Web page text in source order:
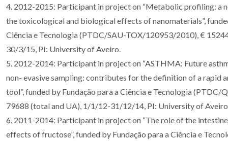
4. 2012-2015: Participant in project on “Metabolic profiling: a
the toxicological and biological effects of nanomaterials”,
Ciência e Tecnologia (PTDC/SAU-TOX/120953/2010), €
30/3/15, PI: University of Aveiro.
5. 2012-2014: Participant in project on “ASTHMA: Future
non- evasive sampling: contributes for the definition of a rapid
tool”, funded by Fundação para a Ciência e Tecnologia
79688 (total and UA), 1/1/12-31/12/14, PI: University of
6. 2011-2014: Participant in project on “The role of the
effects of fructose”, funded by Fundação para a Ciência e